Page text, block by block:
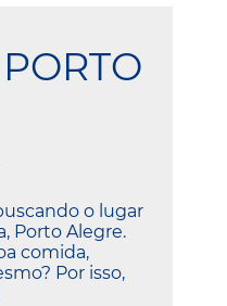
o lugar
Porto Alegre.
comida,
Por isso,